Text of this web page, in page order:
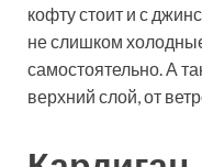
кофту стоит и с
не слишком
самостоятельно. А
верхний слой, от